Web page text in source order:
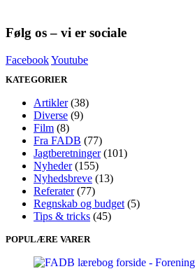
Følg os – vi er sociale
FacebookYoutube
KATEGORIER
Artikler(38)
Diverse (9)
Film (8)
Fra FADB (77)
Jagtberetninger(101)
Nyheder(155)
Nyhedsbreve (13)
Referater(77)
Regnskab og budget (5)
Tips & tricks (45)
POPULÆRE VARER